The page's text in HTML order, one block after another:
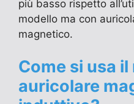
più basso rispetto
modello ma con
magnetico.
Come si usa
auricolare